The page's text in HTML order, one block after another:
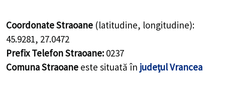
Coordonate Straoane (latitudine, longitudine):
45.9281, 27.0472
Prefix Telefon Straoane: 0237
Comuna Straoane este situată în județul Vrancea